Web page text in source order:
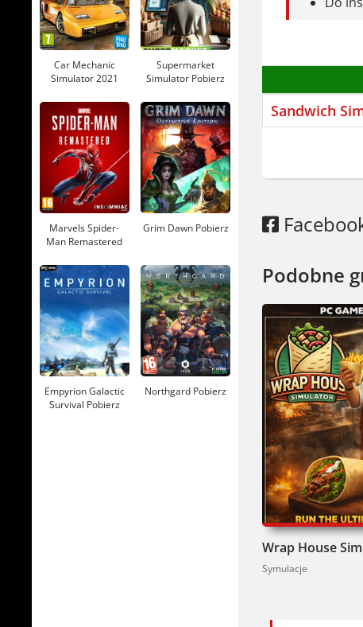
Sandwich
Podobne
Symulacje
Car Mechanic
Simulator 2021
Supermarket
Simulator Pobierz
Marvels Spider-
Man Remastered
Grim Dawn Pobierz
Empyrion Galactic
Survival Pobierz
Northgard Pobierz